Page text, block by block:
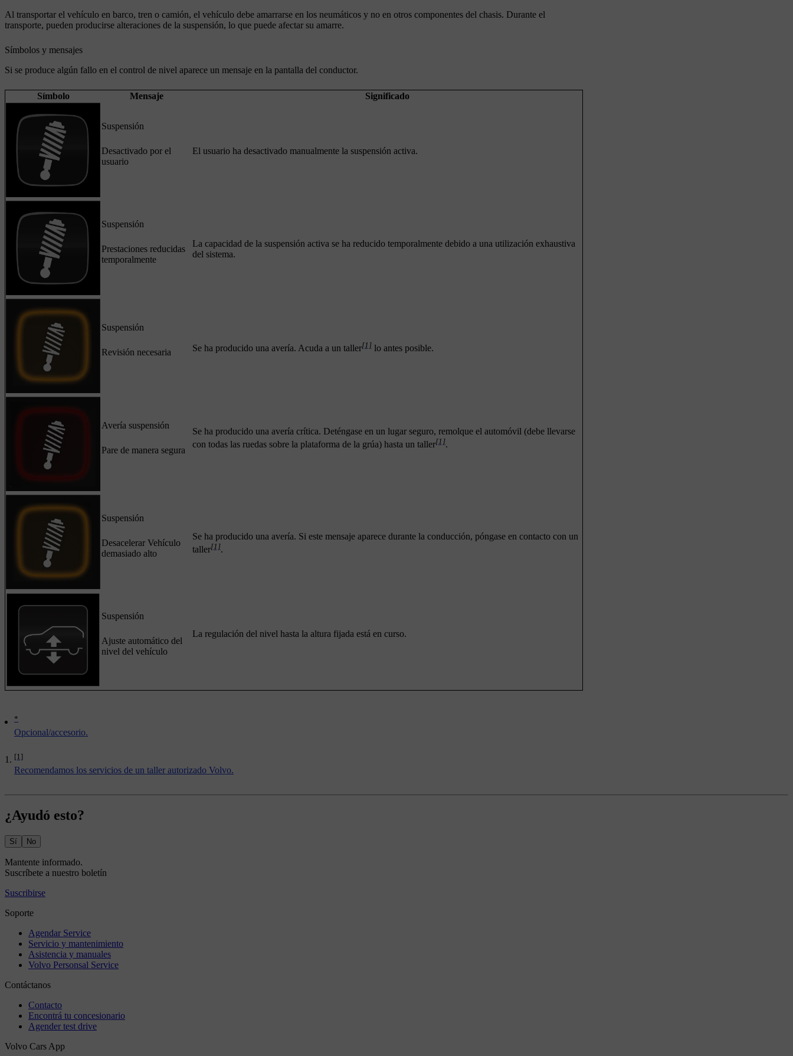
Al transportar el vehículo en barco, tren o camión, el vehículo debe amarrarse en los neumáticos y no en otros componentes del chasis. Durante el
transporte, pueden producirse alteraciones de la suspensión, lo que puede afectar su amarre.
Símbolos y mensajes
Si se produce algún fallo en el control de nivel aparece un mensaje en la pantalla del conductor.
Símbolo Mensaje Significado
Suspensión
Desactivado por el
usuario
El usuario ha desactivado manualmente la suspensión activa.
Suspensión
Prestaciones reducidas
temporalmente
La capacidad de la suspensión activa se ha reducido temporalmente debido a una utilización exhaustiva
del sistema.
Suspensión
Revisión necesaria Se ha producido una avería. Acuda a un taller[1] lo antes posible.
Avería suspensión
Pare de manera segura
Se ha producido una avería crítica. Deténgase en un lugar seguro, remolque el automóvil (debe llevarse
con todas las ruedas sobre la plataforma de la grúa) hasta un taller[1].
Suspensión
Desacelerar Vehículo
demasiado alto
Se ha producido una avería. Si este mensaje aparece durante la conducción, póngase en contacto con un
taller[1].
Suspensión
Ajuste automático del
nivel del vehículo
La regulación del nivel hasta la altura fijada está en curso.
*
Opcional/accesorio.
[1]
Recomendamos los servicios de un taller autorizado Volvo.
¿Ayudó esto?
Sí No